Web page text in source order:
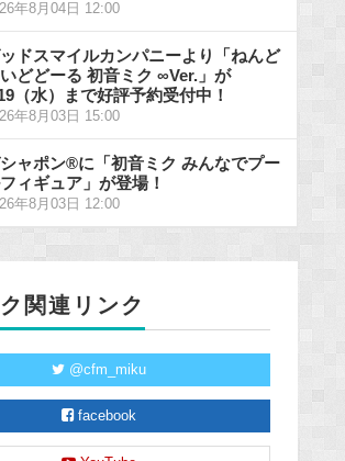
年8月04日 12:00
ドスマイルカンパニーより「ねんど
どどーる 初音ミク ∞Ver.」が
（水）まで好評予約受付中！
年8月03日 15:00
ャポン®に「初音ミク みんなでプー
ィギュア」が登場！
年8月03日 12:00
関連リンク
@cfm_miku
facebook